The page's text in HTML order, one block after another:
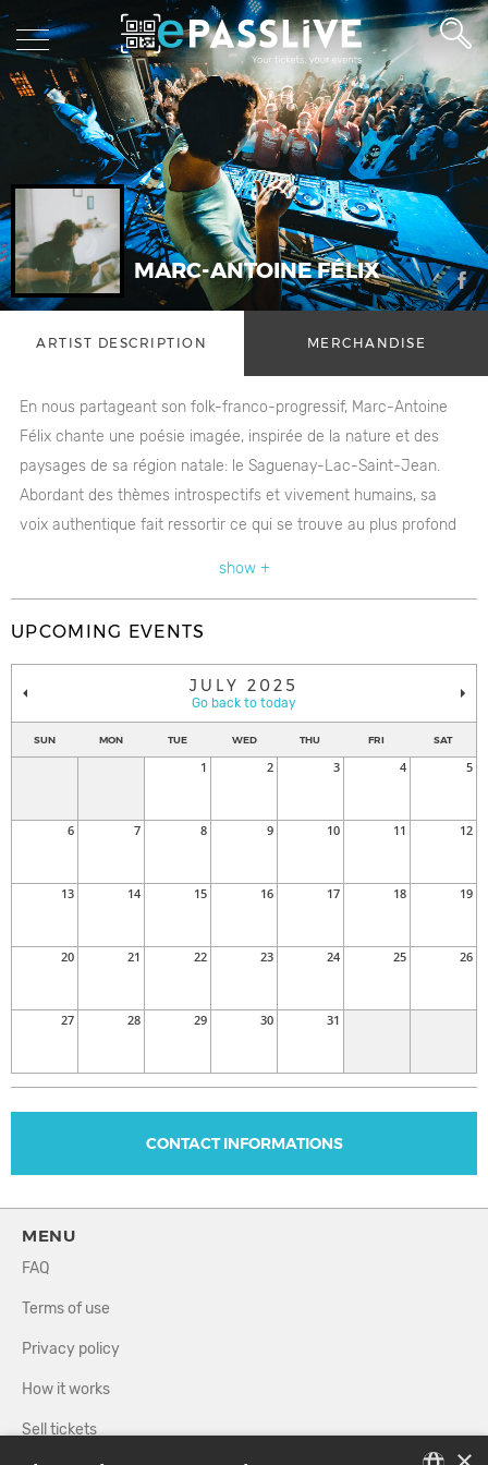
MARC-ANTOINE FÉLIX
ARTIST DESCRIPTION MERCHANDISE
En nous partageant son folk-franco-progressif, Marc-Antoine
Félix chante une poésie imagée, inspirée de la nature et des
paysages de sa région natale: le Saguenay-Lac-Saint-Jean.
Abordant des thèmes introspectifs et vivement humains, sa
voix authentique fait ressortir ce qui se trouve au plus profond
show +
UPCOMING EVENTS
JULY 2025
Go back to today
SUN MON TUE WED THU FRI SAT
1 2 3 4 5
6 7 8 9 10 11 12
13 14 15 16 17 18 19
20 21 22 23 24 25 26
27 28 29 30 31
CONTACT INFORMATIONS
MENU
FAQ
Terms of use
Privacy policy
How it works
Sell tickets